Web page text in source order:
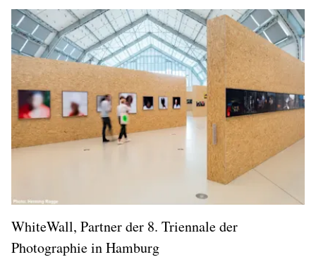
WhiteWall, Partner der 8. Triennale der
Photographie in Hamburg